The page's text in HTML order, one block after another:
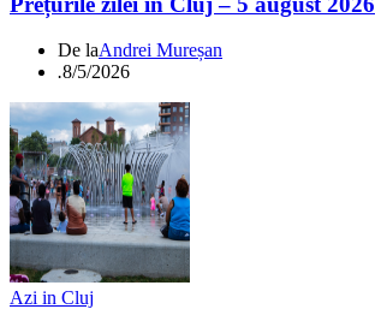
De laAndrei Mureșan
.8/5/2026
Azi in Cluj